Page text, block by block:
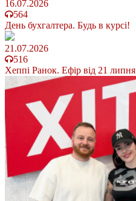
16.07.2026
564
День бухгалтера. Будь в курсі!
21.07.2026
516
Хеппі Ранок. Ефір від 21 липня